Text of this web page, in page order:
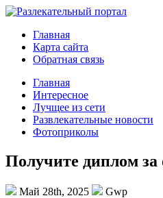
Главная
Карта сайта
Обратная связь
Главная
Интересное
Лучщее из сети
Развлекательные новости
Фотоприколы
Получите диплом за
Май 28th, 2025 Gwp